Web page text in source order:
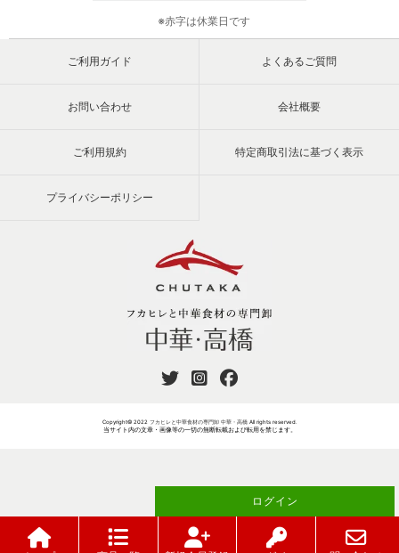
ご注文には
ログイン
が必要です
※赤字は休業日です
ご利用ガイド よくあるご質問
お問い合わせ 会社概要
ご利用規約 特定商取引法に基づく表示
プライバシーポリシー
Copyright© 2022 フカヒレと中華食材の専門卸 中華・高橋All rights reserved.
当サイト内の文章・画像等の一切の無断転載および転用を禁じます。